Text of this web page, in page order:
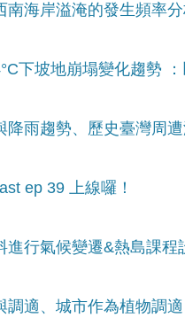
海岸溢淹的發生頻率
下坡地崩塌變化趨勢
雨趨勢、歷史臺灣周
ep 39 上線囉！
行氣候變遷&熱島課
適、城市作為植物調